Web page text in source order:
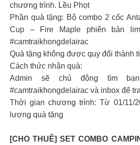
chương trình. Lều Phọt
Phần quà tặng: Bộ combo 2 cốc
Cup – Fire Maple phiên bản
#camtraikhongdelairac
Quà tặng không được quy đổi thành
Cách thức nhận quà:
Admin sẽ chủ động tìm
#camtraikhongdelairac và inbox để
Thời gian chương trình: Từ 01/11/
lượng quà tặng
[CHO THUÊ] SET COMBO